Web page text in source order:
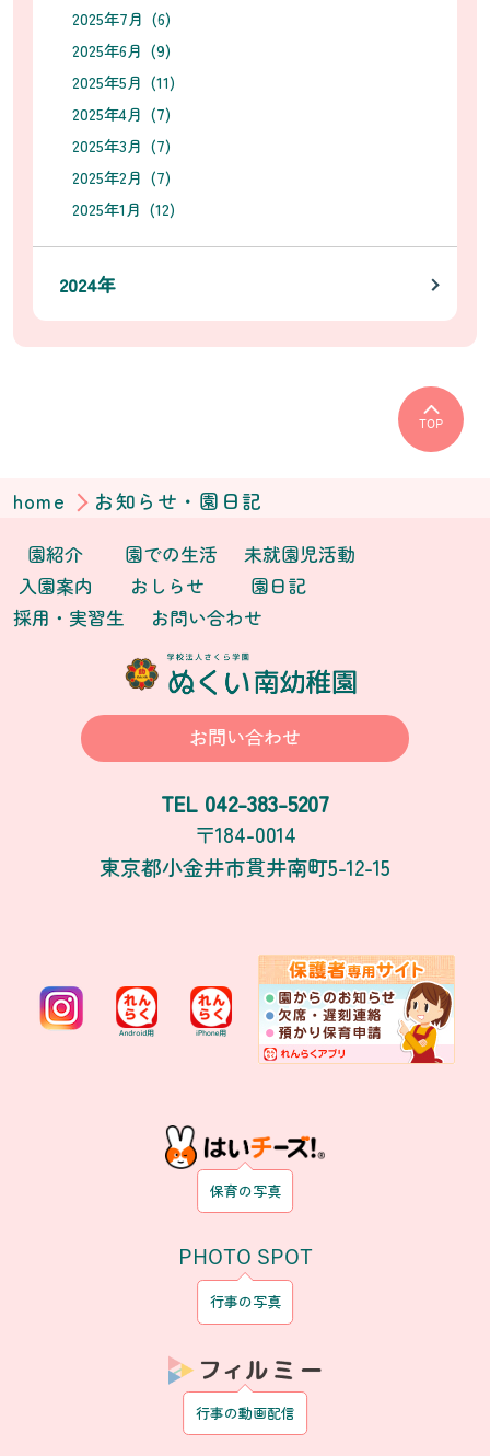
2025年7月 (6)
2025年6月 (9)
2025年5月 (11)
2025年4月 (7)
2025年3月 (7)
2025年2月 (7)
2025年1月 (12)
2024年
TOP
home お知らせ・園日記
園紹介 園での生活
未就園児活動
入園案内
おしらせ
園日記
採用・実習生
お問い合わせ
お問い合わせ
TEL 042-383-5207
〒184-0014
東京都小金井市貫井南町5-12-15
保育の写真
PHOTO SPOT
行事の写真
行事の動画配信